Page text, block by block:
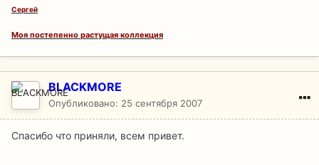
Сергей
Моя постепенно растущая коллекция
BLACKMORE
Опубликовано: 25 сентября 2007
Спасибо что приняли, всем привет.